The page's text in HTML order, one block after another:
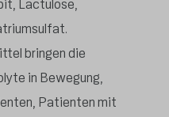
Lactulose,
bringen die
in Bewegung,
Patienten mit